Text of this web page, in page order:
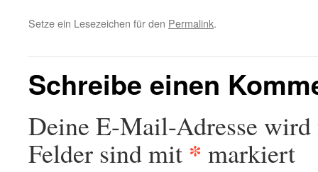
Setze ein Lesezeichen für den Permalink.
Schreibe einen
Deine E-Mail-Adresse
Felder sind mit * markiert